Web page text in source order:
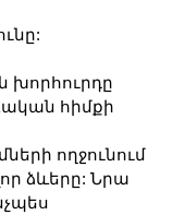
խորհուրդը
հիմքի
ողջունում
ձևերը: Նրա